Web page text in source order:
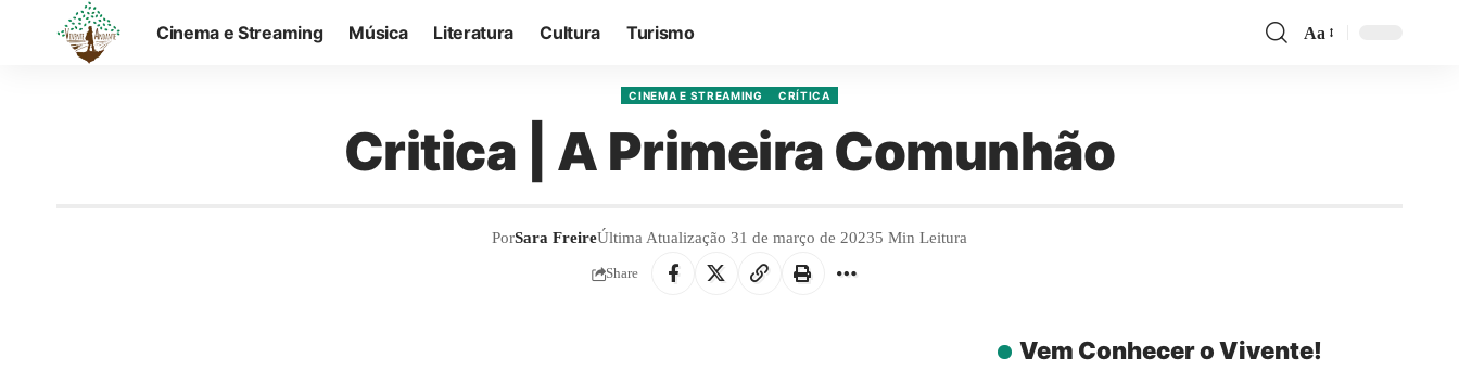
Cinema e Streaming Música Literatura Cultura Turismo Aa
CINEMA E STREAMING CRÍTICA
Critica | A Primeira Comunhão
PorSara FreireÚltima Atualização 31 de março de 20235 Min Leitura
Share
Vem Conhecer o Vivente!